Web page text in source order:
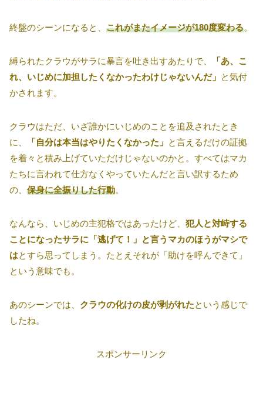
終盤のシーンになると、 これがまたイメージが180度変わる。
縛られたクラウがサラに暴言を吐き出すあたりで、
「あ、こ
れ、いじめに加担したくなかったわけじゃないんだ」 と気付
かされます。
クラウはただ、いざ誰かにいじめのことを追及されたとき
に、
「自分は本当はやりたくなかった」 と言えるだけの証拠
を着々と積み上げていただけじゃないのかと。すべてはマカ
たちに言われて仕方なくやっていたんだと言い訳するため
の、 保身に全振りした行動。
なんなら、いじめの主犯格ではあったけど、 犯人と対峙する
ことになったサラに「逃げて！」と言うマカのほうがマシで
はとすら思ってしまう。たとえそれが「助けを呼んできて」
という意味でも。
あのシーンでは、 クラウの化けの皮が剥がれたという感じで
したね。
スポンサーリンク